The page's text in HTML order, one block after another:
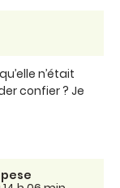
n’était
confier ? Je